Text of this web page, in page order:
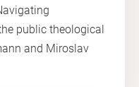
public theological
and Miroslav